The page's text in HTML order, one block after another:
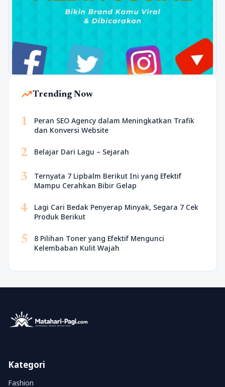
trending_upTrending Now
1
Peran SEO Agency dalam Meningkatkan Trafik
dan Konversi Website
2 Belajar Dari Lagu – Sejarah
3
Ternyata 7 Lipbalm Berikut Ini yang Efektif
Mampu Cerahkan Bibir Gelap
4
Lagi Cari Bedak Penyerap Minyak, Segara 7 Cek
Produk Berikut
5
8 Pilihan Toner yang Efektif Mengunci
Kelembaban Kulit Wajah
Kategori
Fashion